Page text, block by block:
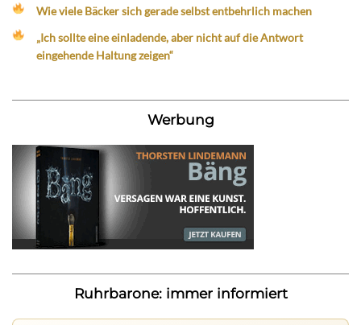
Wie viele Bäcker sich gerade selbst entbehrlich machen
„Ich sollte eine einladende, aber nicht auf die Antwort
eingehende Haltung zeigen“
Werbung
Ruhrbarone: immer informiert